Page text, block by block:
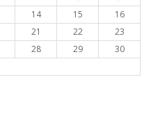
14 15
16
21 22
23
28 29
30